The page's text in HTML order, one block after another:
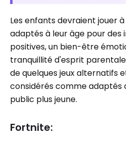
Les enfants devraient jouer
adaptés à leur âge pour des
positives, un bien-être
tranquillité d'esprit
de quelques jeux alternatifs
considérés comme adaptés
public plus jeune.
Fortnite: